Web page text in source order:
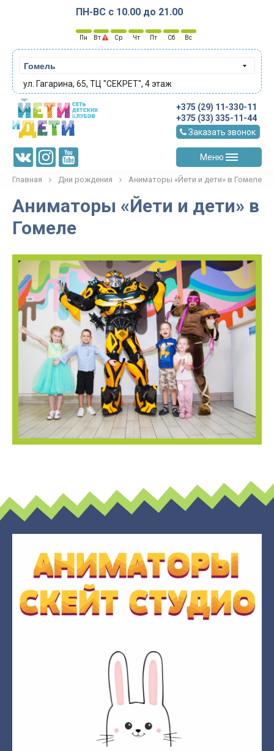
ПН-ВС с 10.00 до 21.00
Пн Вт Ср Чт Пт Сб Вс
Гомель
ул. Гагарина, 65, ТЦ "СЕКРЕТ", 4 этаж
+375 (29) 11-330-11
+375 (33) 335-11-44
Заказать звонок
Меню
Главная Дни рождения Аниматоры «Йети и дети» в Гомеле
Аниматоры «Йети и дети» в
Гомеле